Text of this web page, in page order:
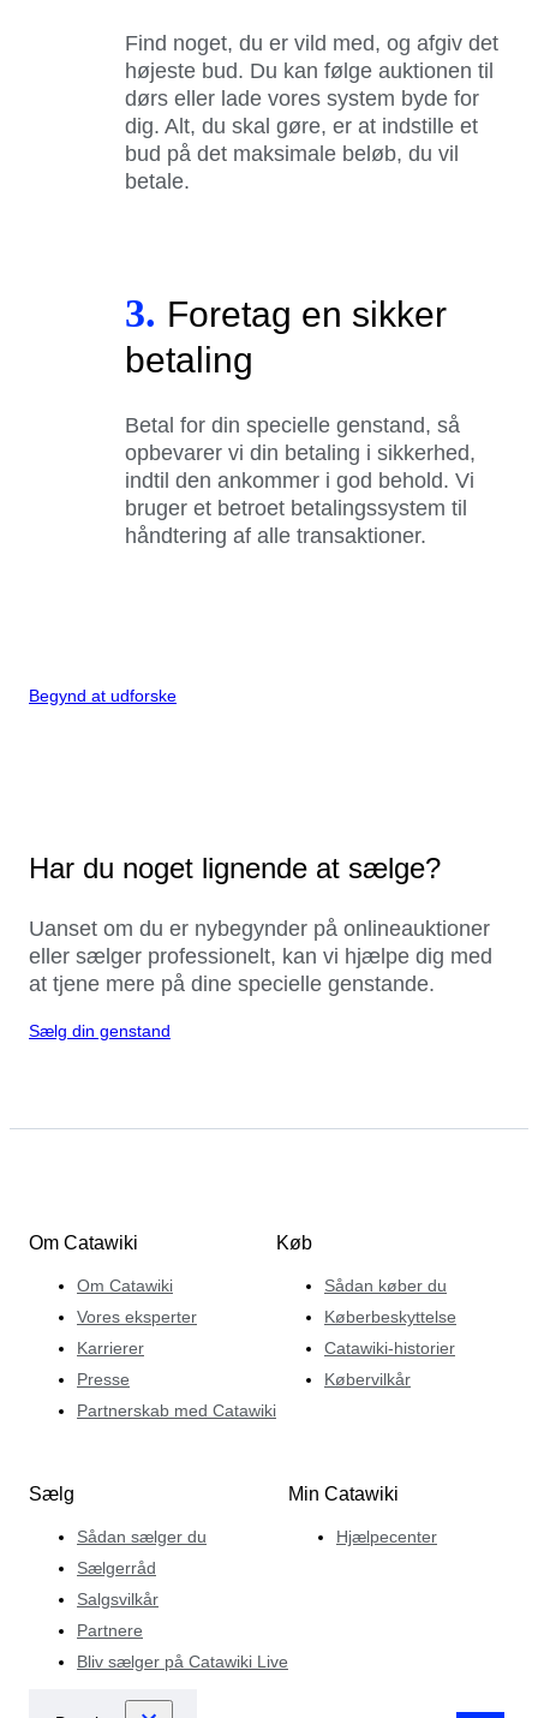
Find noget, du er vild med, og afgiv det
højeste bud. Du kan følge auktionen til
dørs eller lade vores system byde for
dig. Alt, du skal gøre, er at indstille et
bud på det maksimale beløb, du vil
betale.
3. Foretag en sikker
betaling
Betal for din specielle genstand, så
opbevarer vi din betaling i sikkerhed,
indtil den ankommer i god behold. Vi
bruger et betroet betalingssystem til
håndtering af alle transaktioner.
Begynd at udforske
Har du noget lignende at sælge?
Uanset om du er nybegynder på onlineauktioner
eller sælger professionelt, kan vi hjælpe dig med
at tjene mere på dine specielle genstande.
Sælg din genstand
Om Catawiki
Om Catawiki
Vores eksperter
Karrierer
Presse
Partnerskab med Catawiki
Køb
Sådan køber du
Køberbeskyttelse
Catawiki-historier
Købervilkår
Sælg
Sådan sælger du
Sælgerråd
Salgsvilkår
Partnere
Bliv sælger på Catawiki Live
Min Catawiki
Hjælpecenter